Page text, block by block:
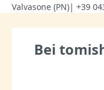
Valvasone (PN)| +39
Bei